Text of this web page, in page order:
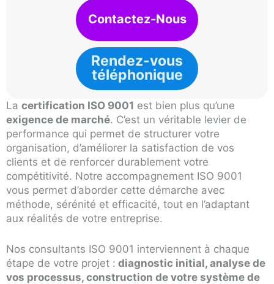
Contactez-Nous
Rendez-vous
téléphonique
La certification ISO 9001 est bien plus qu’une
exigence de marché. C’est un véritable levier de
performance qui permet de structurer votre
organisation, d’améliorer la satisfaction de vos
clients et de renforcer durablement votre
compétitivité. Notre accompagnement ISO 9001
vous permet d’aborder cette démarche avec
méthode, sérénité et efficacité, tout en l’adaptant
aux réalités de votre entreprise.
Nos consultants ISO 9001 interviennent à chaque
étape de votre projet : diagnostic initial, analyse de
vos processus, construction de votre système de